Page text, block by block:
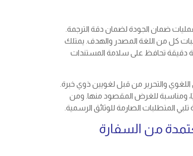
ضمان الجودة لضمان دقة الترجمة.
كل من اللغة المصدر والهدف. يمتلك
دقيقة تحافظ على سلامة المستندات
والتحرير من قبل لغويين ذوي خبرة.
ومناسبة للغرض المقصود منها. ومن
المتطلبات الصارمة للوثائق الرسمية.
من السفارة